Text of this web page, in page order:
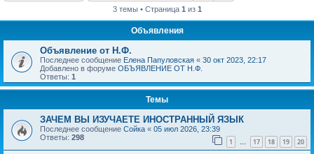
3 темы • Страница 1 из 1
Объявления
Объявление от Н.Ф.
Последнее сообщение Елена Папуловская « 30 окт 2023, 22:17
Добавлено в форуме ОБЪЯВЛЕНИЕ ОТ Н.Ф.
Ответы: 1
Темы
ЗАЧЕМ ВЫ ИЗУЧАЕТЕ ИНОСТРАННЫЙ ЯЗЫК
Последнее сообщение Сойка « 05 июл 2026, 23:39
Ответы: 298 1 … 17 18 19 20